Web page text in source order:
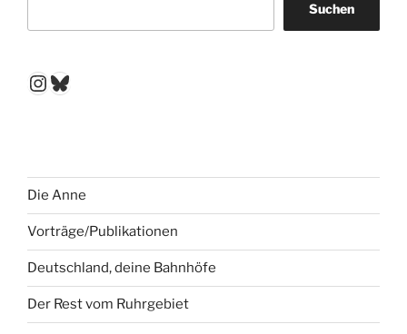
Suchen
Instagram
Bluesky
Die Anne
Vorträge/Publikationen
Deutschland, deine Bahnhöfe
Der Rest vom Ruhrgebiet